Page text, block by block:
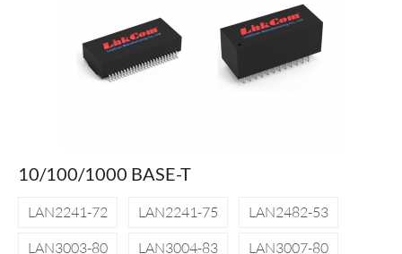
10/100/1000 BASE-T
LAN2241-72 LAN2241-75
LAN2482-53
LAN3003-80
LAN3004-83
LAN3007-80